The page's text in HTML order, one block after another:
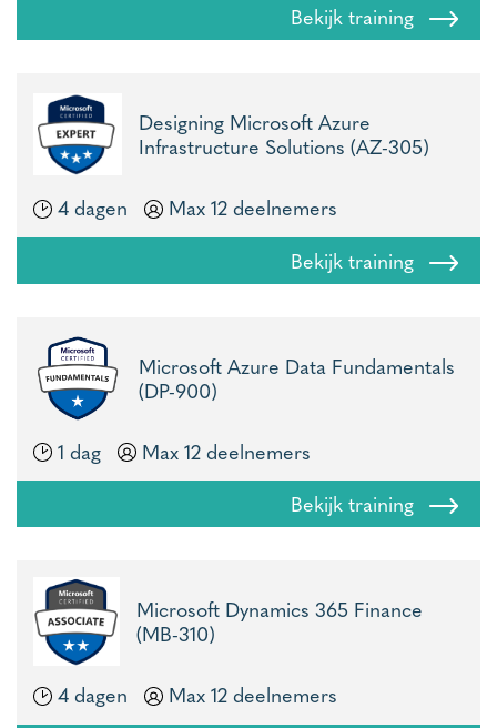
Bekijk training
Designing Microsoft Azure
Infrastructure Solutions (AZ-305)
4 dagen
Max 12 deelnemers
Bekijk training
Microsoft Azure Data Fundamentals
(DP-900)
1 dag
Max 12 deelnemers
Bekijk training
Microsoft Dynamics 365 Finance
(MB-310)
4 dagen
Max 12 deelnemers